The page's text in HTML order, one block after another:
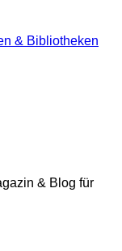
& Bibliotheken
& Blog für